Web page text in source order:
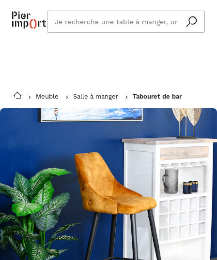
Vous êtes absent ? Pier Import s'adapte
et vous livre à votre retour.
En savoir plus
cherchez
vous ?
Meuble Salle à manger Tabouret de bar